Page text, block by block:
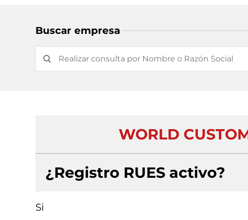
Buscar empresa
WORLD
¿Registro RUES activo?
Si